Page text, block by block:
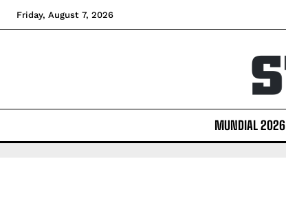
Friday, August 7, 2026
MUNDIAL 2026